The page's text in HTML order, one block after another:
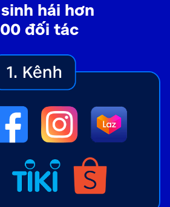
hái hơn
đối tác